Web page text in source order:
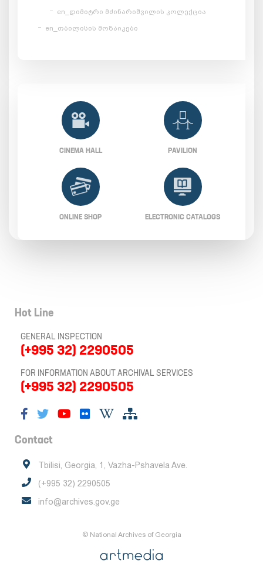
en_დიმიტრი მძინარიშვილის კოლექცია
en_თბილისის მოზაიკები
CINEMA HALL PAVILION
ONLINE SHOP ELECTRONIC CATALOGS
Hot Line
GENERAL INSPECTION
(+995 32) 2290505
FOR INFORMATION ABOUT ARCHIVAL SERVICES
(+995 32) 2290505
Contact
Tbilisi, Georgia, 1, Vazha-Pshavela Ave.
(+995 32) 2290505
info@archives.gov.ge
© National Archives of Georgia